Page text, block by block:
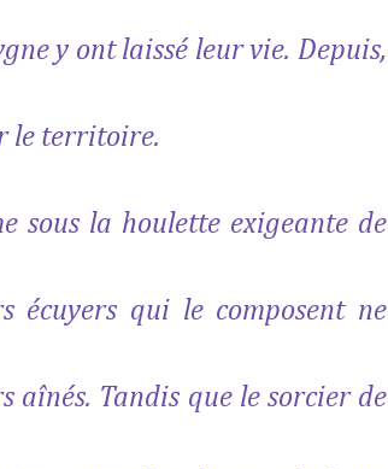
y ont laissé leur vie. Depuis,
le territoire.
sous la houlette exigeante de
écuyers qui le composent ne
aînés. Tandis que le sorcier de